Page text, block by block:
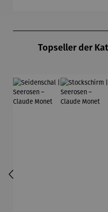
Topseller der